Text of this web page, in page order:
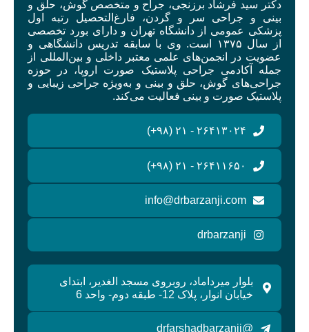
دکتر سید فرشاد برزنجی، جراح و متخصص گوش، حلق و
بینی و جراحی سر و گردن، فارغ‌التحصیل رتبه اول
پزشکی عمومی از دانشگاه تهران و دارای بورد تخصصی
از سال ۱۳۷۵ است. وی با سابقه تدریس دانشگاهی و
عضویت در انجمن‌های علمی معتبر داخلی و بین‌المللی از
جمله آکادمی جراحی پلاستیک صورت اروپا، در حوزه
جراحی‌های گوش، حلق و بینی و به‌ویژه جراحی زیبایی و
پلاستیک صورت و بینی فعالیت می‌کند.
۲۶۴۱۳۰۲۴ - ۲۱ (۹۸+)
۲۶۴۱۱۶۵۰ - ۲۱ (۹۸+)
info@drbarzanji.com
drbarzanji
بلوار میرداماد، روبروی مسجد الغدیر، ابتدای
خیابان انوار، پلاک 12- طبقه دوم- واحد 6
@drfarshadbarzanji